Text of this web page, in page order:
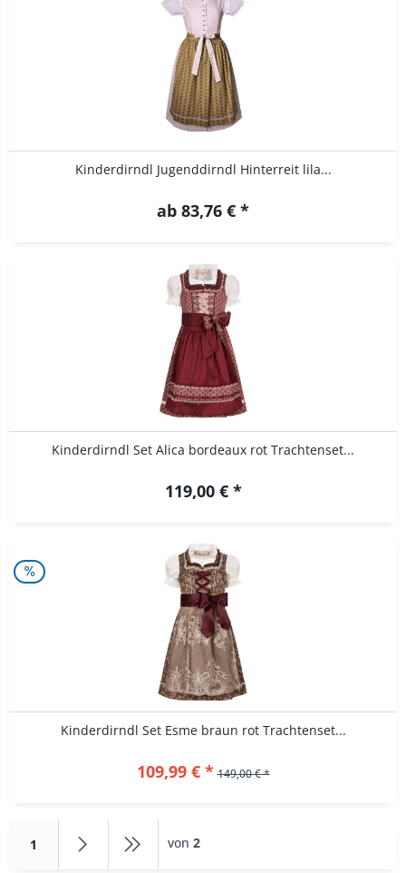
Kinderdirndl Jugenddirndl Hinterreit lila...
ab 83,76 € *
Kinderdirndl Set Alica bordeaux rot Trachtenset...
119,00 € *
Kinderdirndl Set Esme braun rot Trachtenset...
109,99 € * 149,00 € *
1 von 2